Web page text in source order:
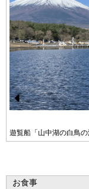
Pr
ev
遊覧船「山中湖の白鳥
お食事